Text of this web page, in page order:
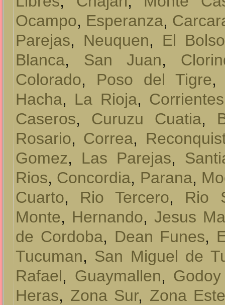
Ocampo, Esperanza,
Parejas, Neuquen, El
Blanca, San Juan,
Colorado, Poso del Tigre
Hacha, La Rioja, Corrientes
Caseros, Curuzu Cuatia,
Rosario, Correa,
Gomez, Las Parejas,
Rios, Concordia, Parana,
Cuarto, Rio Tercero, Rio
Monte, Hernando, Jesus
de Cordoba, Dean Funes,
Tucuman, San Miguel de
Rafael, Guaymallen,
Heras, Zona Sur, Zona Este